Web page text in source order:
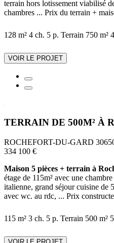
terrain hors lotissement viabilisé
chambres ... Prix du terrain +
128 m² 4 ch. 5 p. Terrain 750 m²
VOIR LE PROJET
TERRAIN DE 500M² À
ROCHEFORT-DU-GARD
334 100 €
Maison 5 pièces + terrain à
étage de 115m² avec une
italienne, grand séjour cuisine de
avec wc. au rdc, ... Prix
115 m² 3 ch. 5 p. Terrain 500 m²